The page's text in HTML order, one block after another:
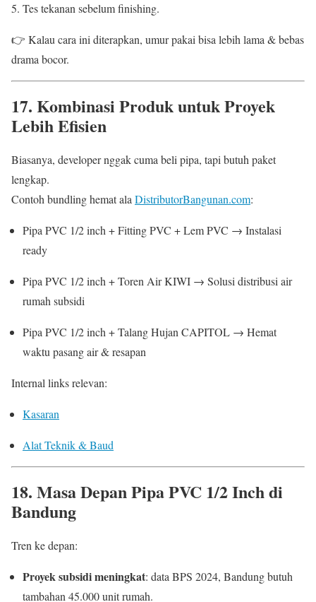
Tes tekanan sebelum finishing.
👉 Kalau cara ini diterapkan, umur pakai bisa lebih lama & bebas
drama bocor.
17. Kombinasi Produk untuk Proyek
Lebih Efisien
Biasanya, developer nggak cuma beli pipa, tapi butuh paket
lengkap.
Contoh bundling hemat ala DistributorBangunan.com:
Pipa PVC 1/2 inch + Fitting PVC + Lem PVC → Instalasi
ready
Pipa PVC 1/2 inch + Toren Air KIWI → Solusi distribusi air
rumah subsidi
Pipa PVC 1/2 inch + Talang Hujan CAPITOL → Hemat
waktu pasang air & resapan
Internal links relevan:
Kasaran
Alat Teknik & Baud
18. Masa Depan Pipa PVC 1/2 Inch di
Bandung
Tren ke depan:
Proyek subsidi meningkat: data BPS 2024, Bandung butuh
tambahan 45.000 unit rumah.